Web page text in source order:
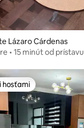
Lázaro Cárdenas
• 15 minút od prístavu
hosťami
hosťami